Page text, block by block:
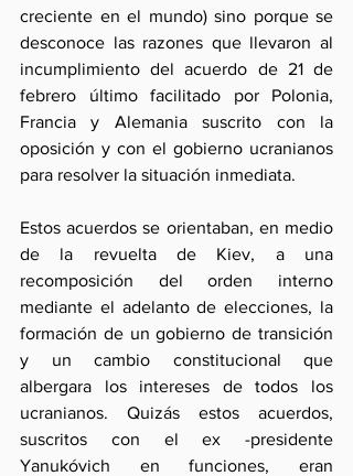
creciente en el mundo) sino porque se
desconoce las razones que llevaron al
incumplimiento del acuerdo de 21 de
febrero último facilitado por Polonia,
Francia y Alemania suscrito con la
oposición y con el gobierno ucranianos
para resolver la situación inmediata.
Estos acuerdos se orientaban, en medio
de la revuelta de Kiev, a una
recomposición del orden interno
mediante el adelanto de elecciones, la
formación de un gobierno de transición
y un cambio constitucional que
albergara los intereses de todos los
ucranianos. Quizás estos acuerdos,
suscritos con el ex -presidente
Yanukóvich en funciones, eran